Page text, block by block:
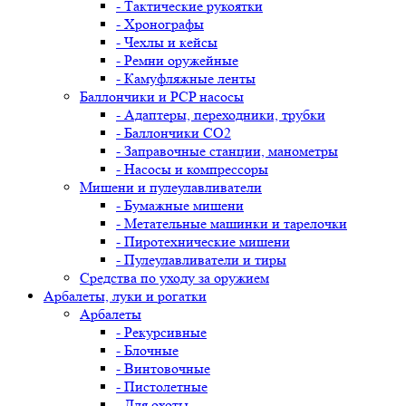
- Тактические рукоятки
- Хронографы
- Чехлы и кейсы
- Ремни оружейные
- Камуфляжные ленты
Баллончики и PCP насосы
- Адаптеры, переходники, трубки
- Баллончики CO2
- Заправочные станции, манометры
- Насосы и компрессоры
Мишени и пулеулавливатели
- Бумажные мишени
- Метательные машинки и тарелочки
- Пиротехнические мишени
- Пулеулавливатели и тиры
Средства по уходу за оружием
Арбалеты, луки и рогатки
Арбалеты
- Рекурсивные
- Блочные
- Винтовочные
- Пистолетные